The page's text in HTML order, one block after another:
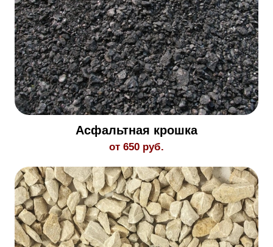
Асфальтная крошка
от 650 руб.